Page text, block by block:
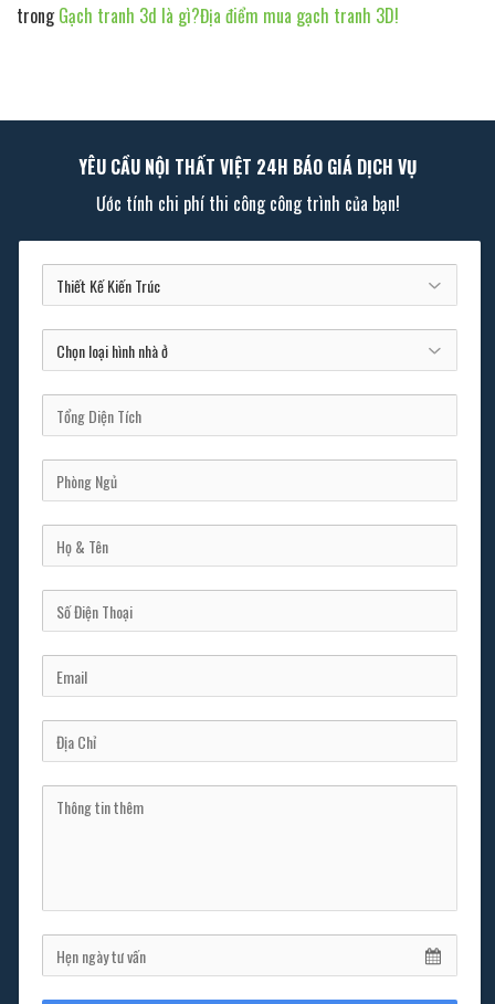
trongGạch tranh 3d là gì?Địa điểm mua gạch tranh 3D!
YÊU CẦU NỘI THẤT VIỆT 24H BÁO GIÁ DỊCH VỤ
Ước tính chi phí thi công công trình của bạn!